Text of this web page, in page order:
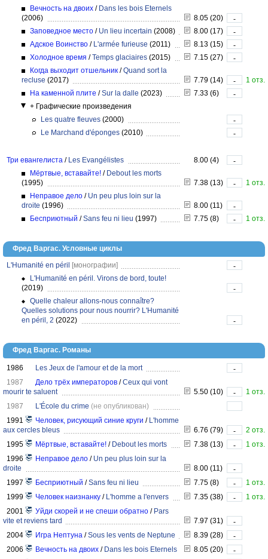
Вечность на двоих / Dans les bois Eternels
(2006)
8.05 (20)
-
Заповедное место / Un lieu incertain (2008) 8.00 (17)
-
Адское Воинство / L'armée furieuse (2011) 8.13 (15)
-
Холодное время /Temps glaciaires (2015) 7.15 (27)
-
Когда выходит отшельник /Quand sort la
recluse (2017) 7.79 (14) -
1 отз.
На каменной плите /Sur la dalle (2023) 7.33 (6)
-
+ Графические произведения
Les quatre fleuves (2000)
-
Le Marchand d'éponges (2010) -
Три евангелиста / Les Evangélistes 8.00 (4)
-
Мёртвые, вставайте! / Debout les morts
(1995)
7.38 (13) -
1 отз.
Неправое дело / Un peu plus loin sur la
droite (1996) 8.00 (11)
-
Бесприютный /Sans feu ni lieu (1997) 7.75 (8) - 1 отз.
Фред Варгас. Условные циклы
L'Humanité en péril
[монографии]
-
L'Humanité en péril. Virons de bord, toute!
(2019)
-
Quelle chaleur allons-nous connaître?
Quelles solutions pour nous nourrir? L'Humanité
en péril, 2 (2022) -
Фред Варгас. Романы
1986 Les Jeux de l'amour et de la mort
-
1987
Дело трёх императоров /Ceux qui vont
mourir te saluent
5.50 (10) -
1 отз.
1987
L'École du crime (не опубликован)
1991
Человек, рисующий синие круги / L'homme
aux cercles bleus
6.76 (79) -
2 отз.
1995
Мёртвые, вставайте! / Debout les morts 7.38 (13) -
1 отз.
1996
Неправое дело / Un peu plus loin sur la
droite
8.00 (11)
-
1997
Бесприютный /Sans feu ni lieu 7.75 (8) -
1 отз.
1999
Человек наизнанку / L'homme a l'envers 7.35 (38) -
1 отз.
2001
Уйди скорей и не спеши обратно / Pars
vite et reviens tard
7.97 (31)
-
2004
Игра Нептуна /Sous les vents de Neptune 8.39 (28)
-
2006
Вечность на двоих / Dans les bois Eternels 8.05 (20)
-